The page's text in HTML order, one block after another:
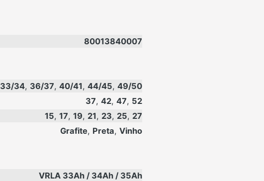
80013840007
33/34, 36/37, 40/41, 44/45, 49/50
37, 42, 47, 52
15, 17, 19, 21, 23, 25, 27
Grafite, Preta, Vinho
VRLA 33Ah / 34Ah / 35Ah